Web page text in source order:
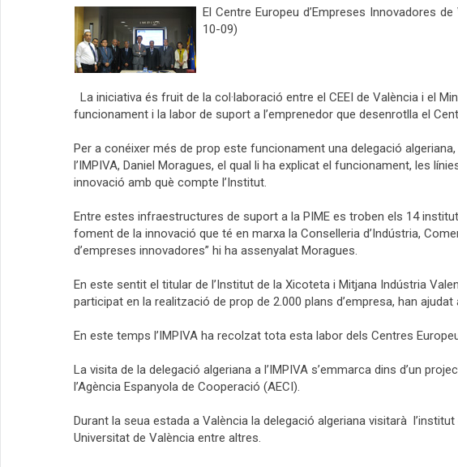
El Centre Europeu d’Empreses Innovadores
10-09)
La iniciativa és fruit de la col·laboració entre el CEEI de València i el
funcionament i la labor de suport a l’emprenedor que desenrotlla el
Per a conéixer més de prop este funcionament una delegació
l’IMPIVA, Daniel Moragues, el qual li ha explicat el funcionament, les
innovació amb què compte l’Institut.
Entre estes infraestructures de suport a la PIME es troben els 14
foment de la innovació que té en marxa la Conselleria d’Indústria,
d’empreses innovadores” hi ha assenyalat Moragues.
En este sentit el titular de l’Institut de la Xicoteta i Mitjana Indústria
participat en la realització de prop de 2.000 plans d’empresa, han
En este temps l’IMPIVA ha recolzat tota esta labor dels Centres
La visita de la delegació algeriana a l’IMPIVA s’emmarca dins d’un
l’Agència Espanyola de Cooperació (AECI).
Durant la seua estada a València la delegació algeriana visitarà
Universitat de València entre altres.